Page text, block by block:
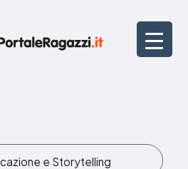
e Storytelling